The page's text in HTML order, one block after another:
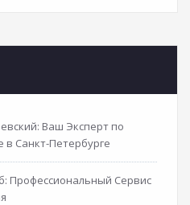
Ваш Эксперт по
Санкт-Петербурге
Профессиональный Сервис